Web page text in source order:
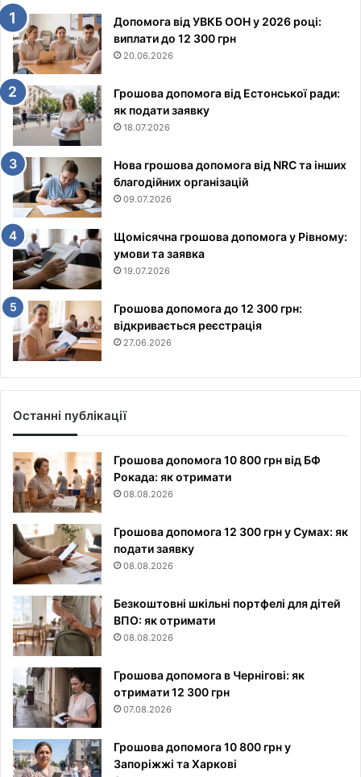
Допомога від УВКБ ООН у 2026 році:
виплати до 12 300 грн
20.06.2026
Грошова допомога від Естонської ради:
як подати заявку
18.07.2026
Нова грошова допомога від NRC та інших
благодійних організацій
09.07.2026
Щомісячна грошова допомога у Рівному:
умови та заявка
19.07.2026
Грошова допомога до 12 300 грн:
відкривається реєстрація
27.06.2026
Останні публікації
Грошова допомога 10 800 грн від БФ
Рокада: як отримати
08.08.2026
Грошова допомога 12 300 грн у Сумах: як
подати заявку
08.08.2026
Безкоштовні шкільні портфелі для дітей
ВПО: як отримати
08.08.2026
Грошова допомога в Чернігові: як
отримати 12 300 грн
07.08.2026
Грошова допомога 10 800 грн у
Запоріжжі та Харкові